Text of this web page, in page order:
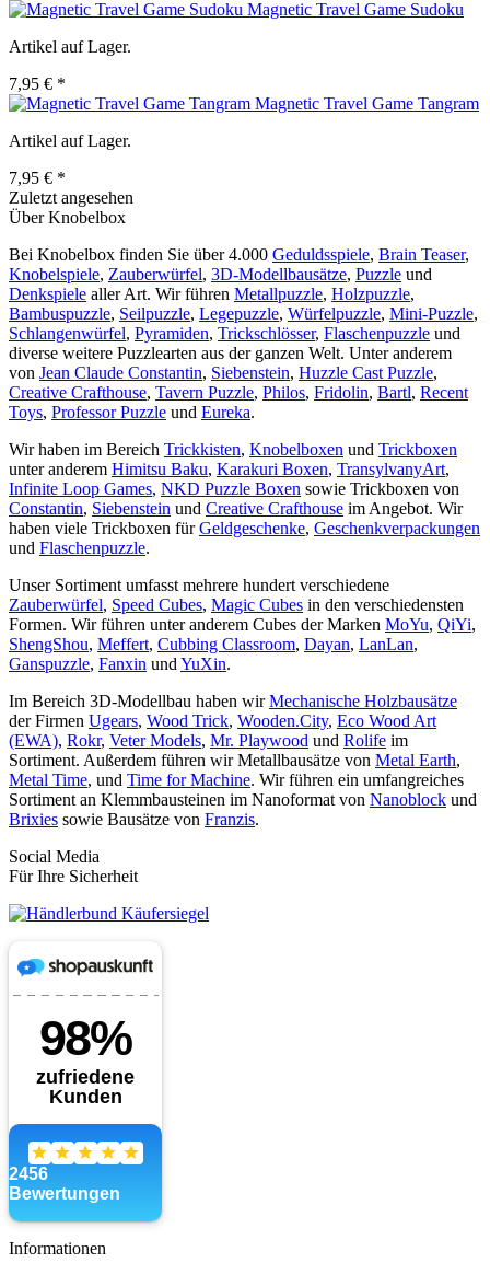
Magnetic Travel Game Sudoku
Artikel auf Lager.
7,95 € *
Magnetic Travel Game Tangram
Artikel auf Lager.
7,95 € *
Zuletzt angesehen
Über Knobelbox
Bei Knobelbox finden Sie über 4.000 Geduldsspiele, Brain Teaser,
Knobelspiele, Zauberwürfel, 3D-Modellbausätze, Puzzle und
Denkspiele aller Art. Wir führen Metallpuzzle, Holzpuzzle,
Bambuspuzzle, Seilpuzzle, Legepuzzle, Würfelpuzzle, Mini-Puzzle,
Schlangenwürfel, Pyramiden, Trickschlösser, Flaschenpuzzle und
diverse weitere Puzzlearten aus der ganzen Welt. Unter anderem
von Jean Claude Constantin, Siebenstein, Huzzle Cast Puzzle,
Creative Crafthouse, Tavern Puzzle, Philos, Fridolin, Bartl, Recent
Toys, Professor Puzzle und Eureka.
Wir haben im Bereich Trickkisten, Knobelboxen und Trickboxen
unter anderem Himitsu Baku, Karakuri Boxen, TransylvanyArt,
Infinite Loop Games, NKD Puzzle Boxen sowie Trickboxen von
Constantin, Siebenstein und Creative Crafthouse im Angebot. Wir
haben viele Trickboxen fürGeldgeschenke, Geschenkverpackungen
und Flaschenpuzzle.
Unser Sortiment umfasst mehrere hundert verschiedene
Zauberwürfel, Speed Cubes, Magic Cubes in den verschiedensten
Formen. Wir führen unter anderem Cubes der Marken MoYu, QiYi,
ShengShou, Meffert, Cubbing Classroom, Dayan, LanLan,
Ganspuzzle, Fanxin und YuXin.
Im Bereich 3D-Modellbau haben wirMechanische Holzbausätze
der Firmen Ugears, Wood Trick, Wooden.City, Eco Wood Art
(EWA), Rokr, Veter Models, Mr. Playwood und Rolife im
Sortiment. Außerdem führen wir Metallbausätze von Metal Earth,
Metal Time, und Time for Machine. Wir führen ein umfangreiches
Sortiment an Klemmbausteinen im Nanoformat von Nanoblock und
Brixies sowie Bausätze von Franzis.
Social Media
Für Ihre Sicherheit
Informationen